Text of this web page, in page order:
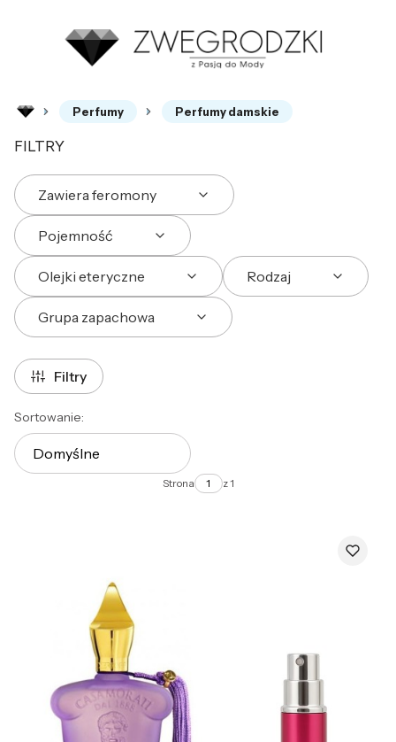
Perfumy Perfumy damskie
FILTRY
Zawiera feromony
Pojemność
Olejki eteryczne Rodzaj
Grupa zapachowa
Koniec filtrów
Filtry
Lista produktów
Sortowanie:
Domyślne
Strona z 1